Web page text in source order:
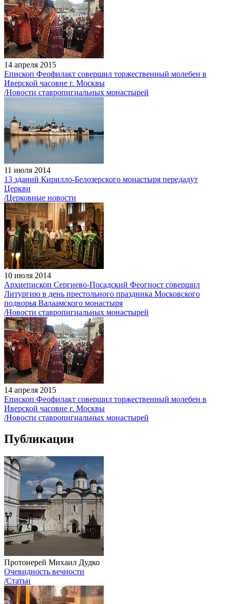
14 апреля 2015
Епископ Феофилакт совершил торжественный молебен в
Иверской часовне г. Москвы
/Новости ставропигиальных монастырей
11 июля 2014
13 зданий Кирилло-Белозерского монастыря передадут
Церкви
/Церковные новости
10 июля 2014
Архиепископ Сергиево-Посадский Феогност совершил
Литургию в день престольного праздника Московского
подворья Валаамского монастыря
/Новости ставропигиальных монастырей
14 апреля 2015
Епископ Феофилакт совершил торжественный молебен в
Иверской часовне г. Москвы
/Новости ставропигиальных монастырей
Публикации
Протоиерей Михаил Дудко
Очевидность вечности
/Статьи